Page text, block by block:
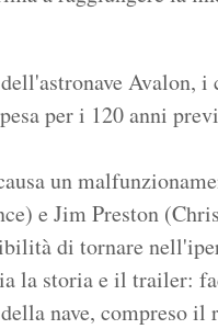
Avalon, i
per i 120 anni
un
e Jim Preston
di tornare
la storia e il trailer:
nave, compreso il